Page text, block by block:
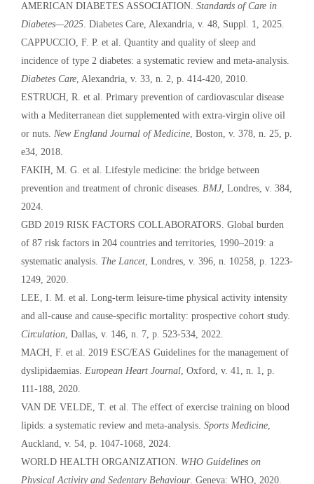
AMERICAN DIABETES ASSOCIATION. Standards of Care in
Diabetes—2025. Diabetes Care, Alexandria, v. 48, Suppl. 1, 2025.
CAPPUCCIO, F. P. et al. Quantity and quality of sleep and
incidence of type 2 diabetes: a systematic review and meta-analysis.
Diabetes Care, Alexandria, v. 33, n. 2, p. 414-420, 2010.
ESTRUCH, R. et al. Primary prevention of cardiovascular disease
with a Mediterranean diet supplemented with extra-virgin olive oil
or nuts. New England Journal of Medicine, Boston, v. 378, n. 25, p.
e34, 2018.
FAKIH, M. G. et al. Lifestyle medicine: the bridge between
prevention and treatment of chronic diseases. BMJ, Londres, v. 384,
2024.
GBD 2019 RISK FACTORS COLLABORATORS. Global burden
of 87 risk factors in 204 countries and territories, 1990–2019: a
systematic analysis. The Lancet, Londres, v. 396, n. 10258, p. 1223-
1249, 2020.
LEE, I. M. et al. Long-term leisure-time physical activity intensity
and all-cause and cause-specific mortality: prospective cohort study.
Circulation, Dallas, v. 146, n. 7, p. 523-534, 2022.
MACH, F. et al. 2019 ESC/EAS Guidelines for the management of
dyslipidaemias. European Heart Journal, Oxford, v. 41, n. 1, p.
111-188, 2020.
VAN DE VELDE, T. et al. The effect of exercise training on blood
lipids: a systematic review and meta-analysis. Sports Medicine,
Auckland, v. 54, p. 1047-1068, 2024.
WORLD HEALTH ORGANIZATION. WHO Guidelines on
Physical Activity and Sedentary Behaviour. Geneva: WHO, 2020.